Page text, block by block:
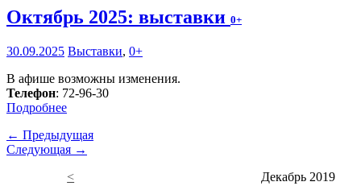
Октябрь 2025: выставки 0+
30.09.2025 Выставки, 0+
В афише возможны изменения.
Телефон: 72-96-30
Подробнее
← Предыдущая
Следующая →
<
Декабрь 2019